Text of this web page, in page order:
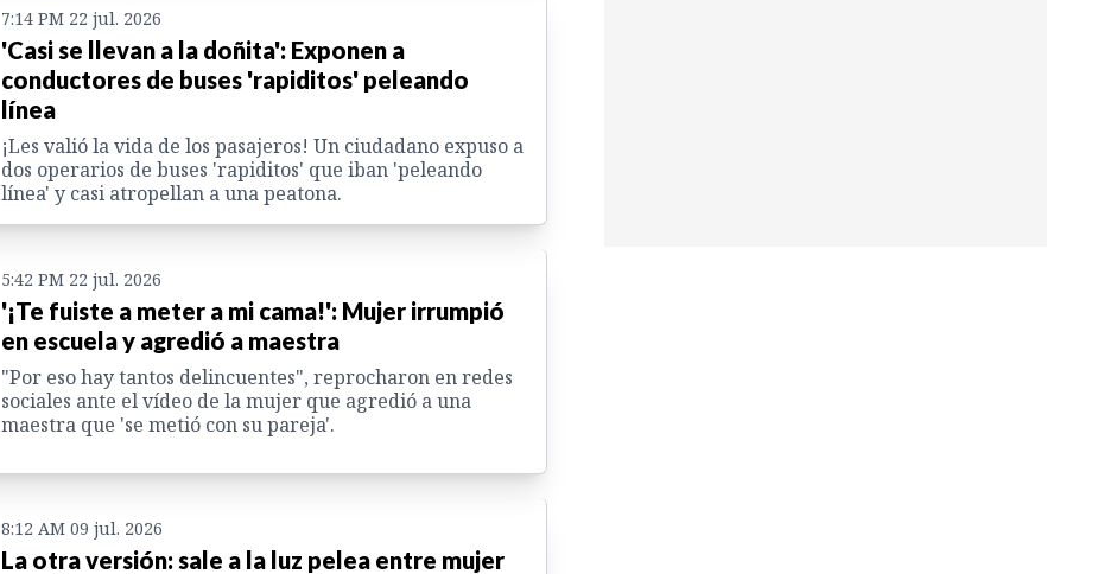
7:14 PM 22 jul. 2026
'Casi se llevan a la doñita': Exponen a
conductores de buses 'rapiditos' peleando
línea
¡Les valió la vida de los pasajeros! Un ciudadano expuso a
dos operarios de buses 'rapiditos' que iban 'peleando
línea' y casi atropellan a una peatona.
5:42 PM 22 jul. 2026
'¡Te fuiste a meter a mi cama!': Mujer irrumpió
en escuela y agredió a maestra
"Por eso hay tantos delincuentes", reprocharon en redes
sociales ante el vídeo de la mujer que agredió a una
maestra que 'se metió con su pareja'.
8:12 AM 09 jul. 2026
La otra versión: sale a la luz pelea entre mujer